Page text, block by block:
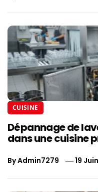
CUISINE
Dépannage de
dans une cuisine
ByAdmin7279 19